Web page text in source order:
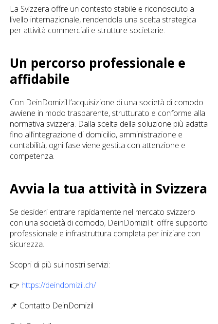
La Svizzera offre un contesto stabile e riconosciuto a
livello internazionale, rendendola una scelta strategica
per attività commerciali e strutture societarie.
Un percorso professionale e
affidabile
Con DeinDomizil l’acquisizione di una società di comodo
avviene in modo trasparente, strutturato e conforme alla
normativa svizzera. Dalla scelta della soluzione più adatta
fino all’integrazione di domicilio, amministrazione e
contabilità, ogni fase viene gestita con attenzione e
competenza.
Avvia la tua attività in Svizzera
Se desideri entrare rapidamente nel mercato svizzero
con una società di comodo, DeinDomizil ti offre supporto
professionale e infrastruttura completa per iniziare con
sicurezza.
Scopri di più sui nostri servizi:
👉 https://deindomizil.ch/
📌 Contatto DeinDomizil